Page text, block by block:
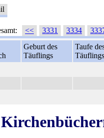
<< 3331 3334
Geburt des
Täuflings
Taufe
Täuflings